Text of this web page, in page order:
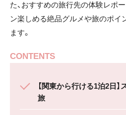
た、おすすめの旅行先の体験レポ
ン楽しめる絶品グルメや旅のポイ
ます。
CONTENTS
【関東から行ける1泊2日
旅